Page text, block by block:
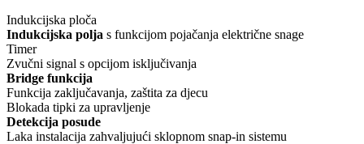
Indukcijska ploča
Indukcijska polja s funkcijom pojačanja električne snage
Timer
Zvučni signal s opcijom isključivanja
Bridge funkcija
Funkcija zaključavanja, zaštita za djecu
Blokada tipki za upravljenje
Detekcija posude
Laka instalacija zahvaljujući sklopnom snap-in sistemu